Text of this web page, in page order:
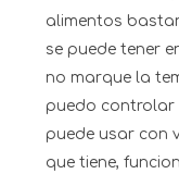
alimentos
se puede tener
no marque la
puedo controlar
puede usar con
que tiene,